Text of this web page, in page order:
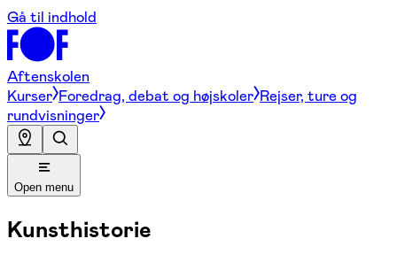
Gå til indhold
Aftenskolen
Kurser Foredrag, debat og højskoler Rejser, ture og
rundvisninger
Open menu
Kunsthistorie